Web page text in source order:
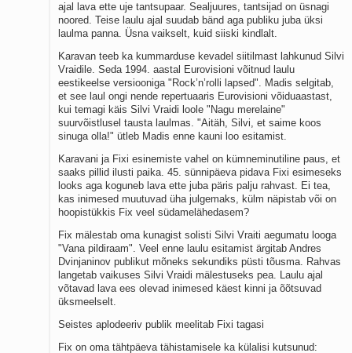
ajal lava ette uje tantsupaar. Sealjuures, tantsijad on üsnagi
noored. Teise laulu ajal suudab bänd aga publiku juba üksi
laulma panna. Üsna vaikselt, kuid siiski kindlalt.
Karavan teeb ka kummarduse kevadel siitilmast lahkunud Silvi
Vraidile. Seda 1994. aastal Eurovisioni võitnud laulu
eestikeelse versiooniga "Rock’n’rolli lapsed". Madis selgitab,
et see laul ongi nende repertuaaris Eurovisioni võiduaastast,
kui temagi käis Silvi Vraidi loole "Nagu merelaine"
suurvõistlusel tausta laulmas. "Aitäh, Silvi, et saime koos
sinuga olla!" ütleb Madis enne kauni loo esitamist.
Karavani ja Fixi esinemiste vahel on kümneminutiline paus, et
saaks pillid ilusti paika. 45. sünnipäeva pidava Fixi esimeseks
looks aga koguneb lava ette juba päris palju rahvast. Ei tea,
kas inimesed muutuvad üha julgemaks, külm näpistab või on
hoopistükkis Fix veel südamelähedasem?
Fix mälestab oma kunagist solisti Silvi Vraiti aegumatu looga
"Vana pildiraam". Veel enne laulu esitamist ärgitab Andres
Dvinjaninov publikut mõneks sekundiks püsti tõusma. Rahvas
langetab vaikuses Silvi Vraidi mälestuseks pea. Laulu ajal
võtavad lava ees olevad inimesed käest kinni ja õõtsuvad
üksmeelselt.
Seistes aplodeeriv publik meelitab Fixi tagasi
Fix on oma tähtpäeva tähistamisele ka külalisi kutsunud: